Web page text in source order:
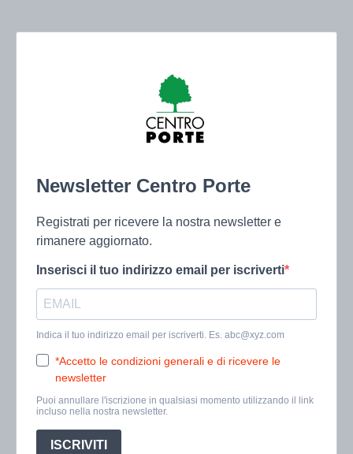
Newsletter Centro Porte
Registrati per ricevere la nostra newsletter e
rimanere aggiornato.
Inserisci il tuo indirizzo email per iscriverti
Indica il tuo indirizzo email per iscriverti. Es. abc@xyz.com
*Accetto le condizioni generali e di ricevere le
newsletter
Puoi annullare l'iscrizione in qualsiasi momento utilizzando il link
incluso nella nostra newsletter.
ISCRIVITI